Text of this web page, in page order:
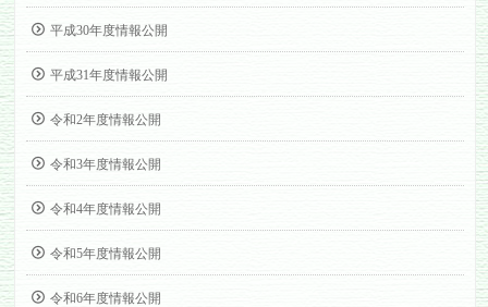
平成30年度情報公開
平成31年度情報公開
令和2年度情報公開
令和3年度情報公開
令和4年度情報公開
令和5年度情報公開
令和6年度情報公開